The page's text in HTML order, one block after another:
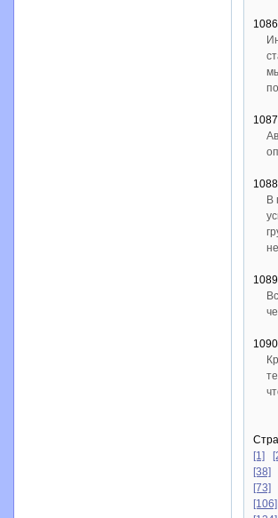
В
[1]
[38]
[73]
[106]